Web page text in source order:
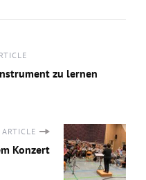
zu lernen
Konzert